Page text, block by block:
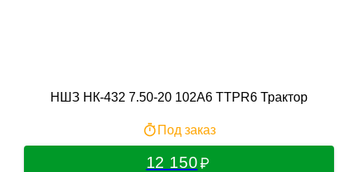
НШЗ НК-432 7.50-20 102A6 TTPR6 Трактор
Под заказ
12 150